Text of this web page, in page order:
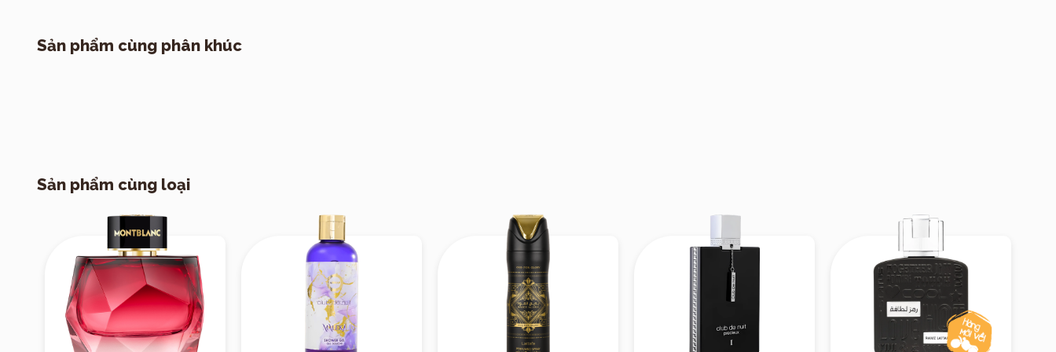
— khai mở với trái cây nhiệt đới ngọt mát, đi qua biển + hoa nước, dứt ở nền gỗ-xạ-
ngọt ấm. Nó gợi nhớ biển xanh, bãi cát, gió nắng và không khí nghỉ dưỡng, rất
“summer / resort vibe”.
Sản phẩm cùng phân khúc
Sản phẩm cùng loại